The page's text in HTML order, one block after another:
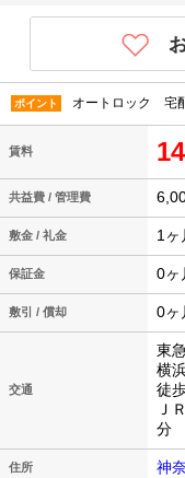
ポイント オートロック 宅
賃料
共益費 / 管理費
敷金 / 礼金 1ヶ
保証金 0ヶ
敷引 / 償却 0ヶ
交通
東
横
徒
Ｊ
分
住所 神